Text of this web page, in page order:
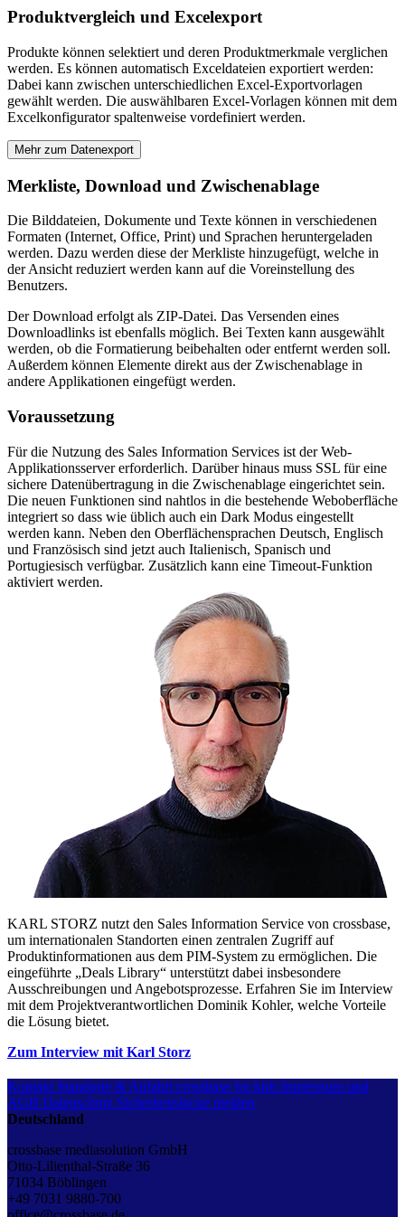
Produktvergleich und Excelexport
Produkte können selektiert und deren Produktmerkmale verglichen
werden. Es können automatisch Exceldateien exportiert werden:
Dabei kann zwischen unterschiedlichen Excel-Exportvorlagen
gewählt werden. Die auswählbaren Excel-Vorlagen können mit dem
Excelkonfigurator spaltenweise vordefiniert werden.
Mehr zum Datenexport
Merkliste, Download und Zwischenablage
Die Bilddateien, Dokumente und Texte können in verschiedenen
Formaten (Internet, Office, Print) und Sprachen heruntergeladen
werden. Dazu werden diese der Merkliste hinzugefügt, welche in
der Ansicht reduziert werden kann auf die Voreinstellung des
Benutzers.
Der Download erfolgt als ZIP-Datei. Das Versenden eines
Downloadlinks ist ebenfalls möglich. Bei Texten kann ausgewählt
werden, ob die Formatierung beibehalten oder entfernt werden soll.
Außerdem können Elemente direkt aus der Zwischenablage in
andere Applikationen eingefügt werden.
Voraussetzung
Für die Nutzung des Sales Information Services ist der Web-
Applikationsserver erforderlich. Darüber hinaus muss SSL für eine
sichere Datenübertragung in die Zwischenablage eingerichtet sein.
Die neuen Funktionen sind nahtlos in die bestehende Weboberfläche
integriert so dass wie üblich auch ein Dark Modus eingestellt
werden kann. Neben den Oberflächensprachen Deutsch, Englisch
und Französisch sind jetzt auch Italienisch, Spanisch und
Portugiesisch verfügbar. Zusätzlich kann eine Timeout-Funktion
aktiviert werden.
KARL STORZ nutzt den Sales Information Service von crossbase,
um internationalen Standorten einen zentralen Zugriff auf
Produktinformationen aus dem PIM-System zu ermöglichen. Die
eingeführte „Deals Library“ unterstützt dabei insbesondere
Ausschreibungen und Angebotsprozesse. Erfahren Sie im Interview
mit dem Projektverantwortlichen Dominik Kohler, welche Vorteile
die Lösung bietet.
Zum Interview mit Karl Storz
Kontakt Standorte & Anfahrt crossbase for kids Impressum und
AGB Datenschutz Sicherheitslücke melden
Deutschland
crossbase mediasolution GmbH
Otto-Lilienthal-Straße 36
71034 Böblingen
+49 7031 9880-700